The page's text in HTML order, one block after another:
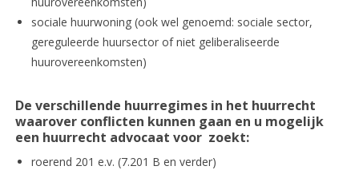
sociale huurwoning (ook wel genoemd: sociale sector,
gereguleerde huursector of niet geliberaliseerde
huurovereenkomsten)
De verschillende huurregimes in het huurrecht
waarover conflicten kunnen gaan en u mogelijk
een huurrecht advocaat voor zoekt:
roerend 201 e.v. (7.201 B en verder)